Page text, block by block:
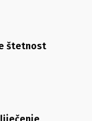
štetnost